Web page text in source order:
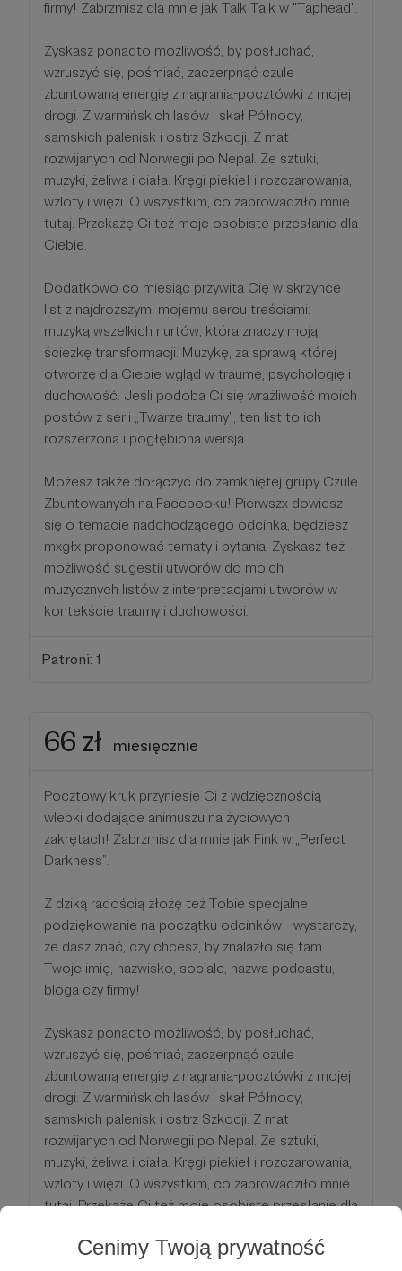
Cenimy Twoją prywatność
firmy! Zabrzmisz dla mnie jak Talk Talk w "Taphead".
Zyskasz ponadto możliwość, by posłuchać,
wzruszyć się, pośmiać, zaczerpnąć czule
zbuntowaną energię z nagrania-pocztówki z mojej
drogi. Z warmińskich lasów i skał Północy,
samskich palenisk i ostrz Szkocji. Z mat
rozwijanych od Norwegii po Nepal. Ze sztuki,
muzyki, żeliwa i ciała. Kręgi piekieł i rozczarowania,
wzloty i więzi. O wszystkim, co zaprowadziło mnie
tutaj. Przekażę Ci też moje osobiste przesłanie dla
Ciebie.
Dodatkowo co miesiąc przywita Cię w skrzynce
list z najdroższymi mojemu sercu treściami:
muzyką wszelkich nurtów, która znaczy moją
ścieżkę transformacji. Muzykę, za sprawą której
otworzę dla Ciebie wgląd w traumę, psychologię i
duchowość. Jeśli podoba Ci się wrażliwość moich
postów z serii „Twarze traumy”, ten list to ich
rozszerzona i pogłębiona wersja.
Możesz także dołączyć do zamkniętej grupy Czule
Zbuntowanych na Facebooku! Pierwszx dowiesz
się o temacie nadchodzącego odcinka, będziesz
mxgłx proponować tematy i pytania. Zyskasz też
możliwość sugestii utworów do moich
muzycznych listów z interpretacjami utworów w
kontekście traumy i duchowości.
Patroni: 1
66 zł miesięcznie
Pocztowy kruk przyniesie Ci z wdzięcznością
wlepki dodające animuszu na życiowych
zakrętach! Zabrzmisz dla mnie jak Fink w „Perfect
Darkness”.
Z dziką radością złożę też Tobie specjalne
podziękowanie na początku odcinków - wystarczy,
że dasz znać, czy chcesz, by znalazło się tam
Twoje imię, nazwisko, sociale, nazwa podcastu,
bloga czy firmy!
Zyskasz ponadto możliwość, by posłuchać,
wzruszyć się, pośmiać, zaczerpnąć czule
zbuntowaną energię z nagrania-pocztówki z mojej
drogi. Z warmińskich lasów i skał Północy,
samskich palenisk i ostrz Szkocji. Z mat
rozwijanych od Norwegii po Nepal. Ze sztuki,
muzyki, żeliwa i ciała. Kręgi piekieł i rozczarowania,
wzloty i więzi. O wszystkim, co zaprowadziło mnie
tutaj. Przekażę Ci też moje osobiste przesłanie dla